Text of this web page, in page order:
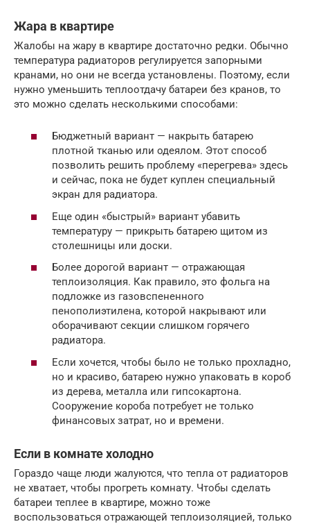
Жара в квартире
Жалобы на жару в квартире достаточно редки. Обычно
температура радиаторов регулируется запорными
кранами, но они не всегда установлены. Поэтому, если
нужно уменьшить теплоотдачу батареи без кранов, то
это можно сделать несколькими способами:
Бюджетный вариант — накрыть батарею
плотной тканью или одеялом. Этот способ
позволить решить проблему «перегрева» здесь
и сейчас, пока не будет куплен специальный
экран для радиатора.
Еще один «быстрый» вариант убавить
температуру — прикрыть батарею щитом из
столешницы или доски.
Более дорогой вариант — отражающая
теплоизоляция. Как правило, это фольга на
подложке из газовспененного
пенополиэтилена, которой накрывают или
оборачивают секции слишком горячего
радиатора.
Если хочется, чтобы было не только прохладно,
но и красиво, батарею нужно упаковать в короб
из дерева, металла или гипсокартона.
Сооружение короба потребует не только
финансовых затрат, но и времени.
Если в комнате холодно
Гораздо чаще люди жалуются, что тепла от радиаторов
не хватает, чтобы прогреть комнату. Чтобы сделать
батареи теплее в квартире, можно тоже
воспользоваться отражающей теплоизоляцией, только